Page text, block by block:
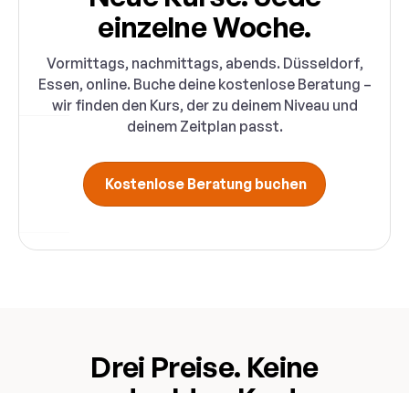
einzelne Woche.
Vormittags, nachmittags, abends. Düsseldorf,
Essen, online. Buche deine kostenlose Beratung –
wir finden den Kurs, der zu deinem Niveau und
deinem Zeitplan passt.
Kostenlose Beratung buchen
Drei Preise. Keine